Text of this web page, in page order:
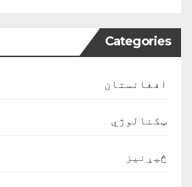
Categories
افغانستان
ټکنالوژي
څیړنیز